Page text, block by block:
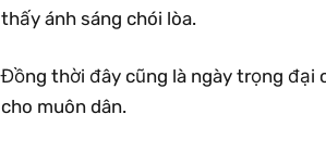
thấy ánh sáng chói lòa.
Đồng thời đây cũng là ngày trọng đại
cho muôn dân.